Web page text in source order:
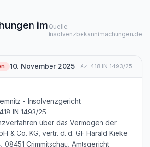
imQuelle:
insolvenzbekanntmachungen.de
10. November 2025 Az. 418 IN 1493/25
- Insolvenzgericht
IN 1493/25
über das Vermögen der
& Co. KG, vertr. d. d. GF Harald Kieke
08451 Crimmitschau, Amtsgericht